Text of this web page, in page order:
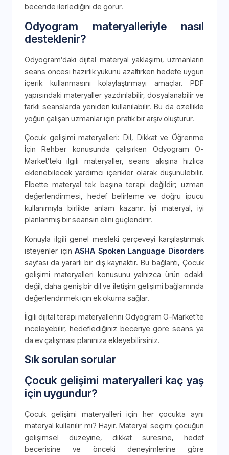
beceride ilerlediğini de görür.
Odyogram materyalleriyle nasıl
desteklenir?
Odyogram’daki dijital materyal yaklaşımı, uzmanların
seans öncesi hazırlık yükünü azaltırken hedefe uygun
içerik kullanmasını kolaylaştırmayı amaçlar. PDF
yapısındaki materyaller yazdırılabilir, dosyalanabilir ve
farklı seanslarda yeniden kullanılabilir. Bu da özellikle
yoğun çalışan uzmanlar için pratik bir arşiv oluşturur.
Çocuk gelişimi materyalleri: Dil, Dikkat ve Öğrenme
İçin Rehber konusunda çalışırken Odyogram O-
Market’teki ilgili materyaller, seans akışına hızlıca
eklenebilecek yardımcı içerikler olarak düşünülebilir.
Elbette materyal tek başına terapi değildir; uzman
değerlendirmesi, hedef belirleme ve doğru ipucu
kullanımıyla birlikte anlam kazanır. İyi materyal, iyi
planlanmış bir seansın elini güçlendirir.
Konuyla ilgili genel mesleki çerçeveyi karşılaştırmak
isteyenler içinASHA Spoken Language Disorders
sayfası da yararlı bir dış kaynaktır. Bu bağlantı, Çocuk
gelişimi materyalleri konusunu yalnızca ürün odaklı
değil, daha geniş bir dil ve iletişim gelişimi bağlamında
değerlendirmek için ek okuma sağlar.
İlgili dijital terapi materyallerini Odyogram O-Market’te
inceleyebilir, hedeflediğiniz beceriye göre seans ya
da ev çalışması planınıza ekleyebilirsiniz.
Sık sorulan sorular
Çocuk gelişimi materyalleri kaç yaş
için uygundur?
Çocuk gelişimi materyalleri için her çocukta aynı
materyal kullanılır mı? Hayır. Materyal seçimi çocuğun
gelişimsel düzeyine, dikkat süresine, hedef
becerisine ve önceki deneyimlerine göre